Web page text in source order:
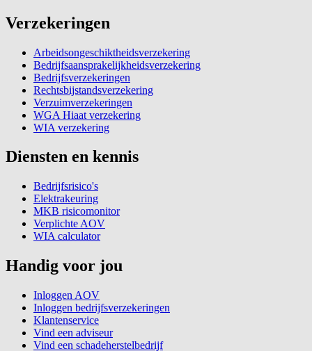
Verzekeringen
Arbeidsongeschiktheidsverzekering
Bedrijfsaansprakelijkheidsverzekering
Bedrijfsverzekeringen
Rechtsbijstandsverzekering
Verzuimverzekeringen
WGA Hiaat verzekering
WIA verzekering
Diensten en kennis
Bedrijfsrisico's
Elektrakeuring
MKB risicomonitor
Verplichte AOV
WIA calculator
Handig voor jou
Inloggen AOV
Inloggen bedrijfsverzekeringen
Klantenservice
Vind een adviseur
Vind een schadeherstelbedrijf